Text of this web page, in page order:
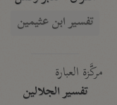
تفسير ابن عثيمين
مركَّزة العبارة
تفسير الجلالين